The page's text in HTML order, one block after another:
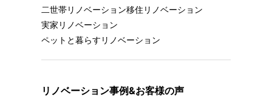
二世帯リノベーション移住リノベーション
実家リノベーション
ペットと暮らすリノベーション
リノベーション事例&お客様の声